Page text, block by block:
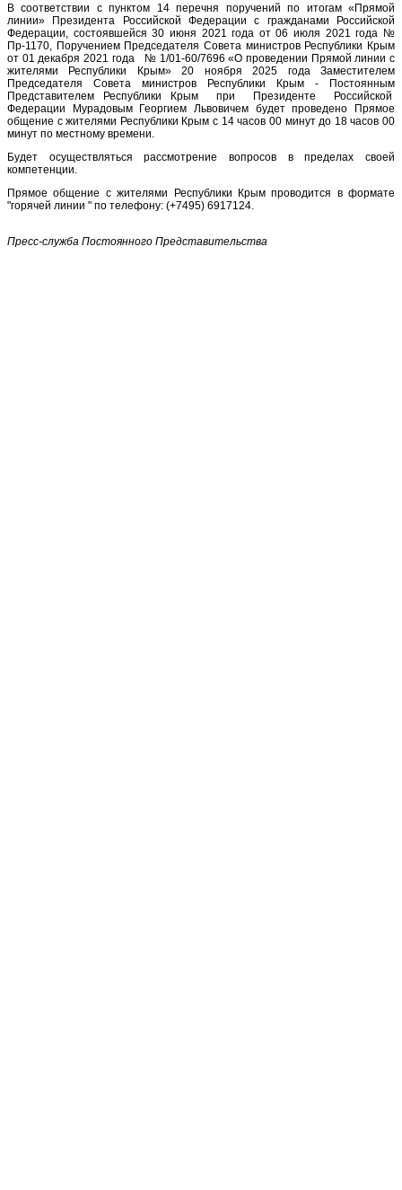
В соответствии с пунктом 14 перечня поручений по итогам «Прямой
линии» Президента Российской Федерации с гражданами Российской
Федерации, состоявшейся 30 июня 2021 года от 06 июля 2021 года №
Пр-1170, Поручением Председателя Совета министров Республики Крым
от 01 декабря 2021 года № 1/01-60/7696 «О проведении Прямой линии с
жителями Республики Крым» 20 ноября 2025 года Заместителем
Председателя Совета министров Республики Крым - Постоянным
Представителем Республики Крым при Президенте Российской
Федерации Мурадовым Георгием Львовичем будет проведено Прямое
общение с жителями Республики Крым с 14 часов 00 минут до 18 часов 00
минут по местному времени.
Будет осуществляться рассмотрение вопросов в пределах своей
компетенции.
Прямое общение с жителями Республики Крым проводится в формате
"горячей линии " по телефону: (+7495) 6917124.
Пресс-служба Постоянного Представительства